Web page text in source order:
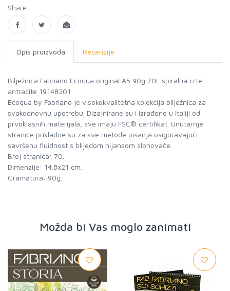
Share:
Opis proizvoda Recenzije
Bilježnica Fabriano Ecoqua original A5 90g 70L spiralna crte
antracite 19148201
Ecoqua by Fabriano je visokokvalitetna kolekcija bilježnica za
svakodnevnu upotrebu. Dizajnirane su i izrađene u Italiji od
prvoklasnih materijala, sve imaju FSC® certifikat. Unutarnje
stranice prikladne su za sve metode pisanja osiguravajući
savršenu fluidnost s blijedom nijansom slonovače.
Broj stranica: 70.
Dimenzije: 14.8x21 cm.
Gramatura: 90g.
Možda bi Vas moglo zanimati